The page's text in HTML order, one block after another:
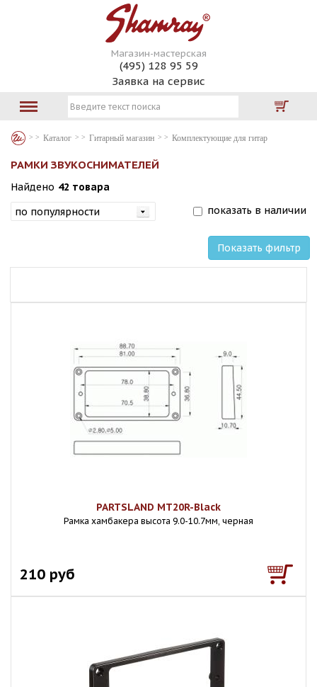
Магазин-мастерская
(495) 128 95 59
Заявка на сервис
Каталог Гитарный магазин Комплектующие для гитар
РАМКИ ЗВУКОСНИМАТЕЛЕЙ
Найдено 42 товара
показать в наличии
Показать фильтр
PARTSLAND MT20R-Black
Рамка хамбакера высота 9.0-10.7мм, черная
210 руб